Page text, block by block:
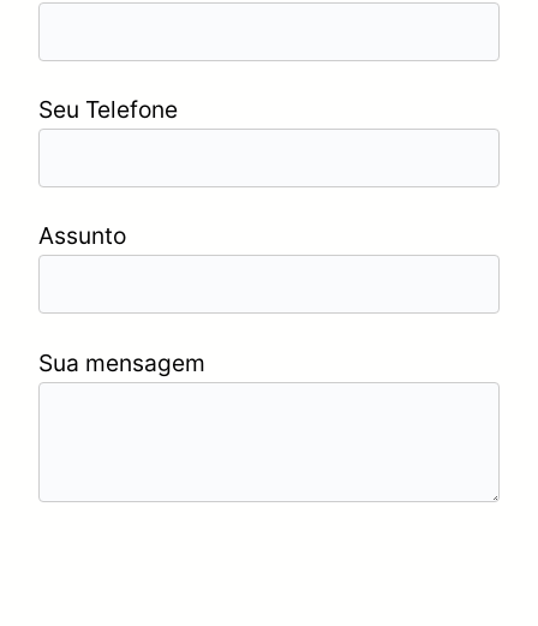
Seu Telefone
Assunto
Sua mensagem